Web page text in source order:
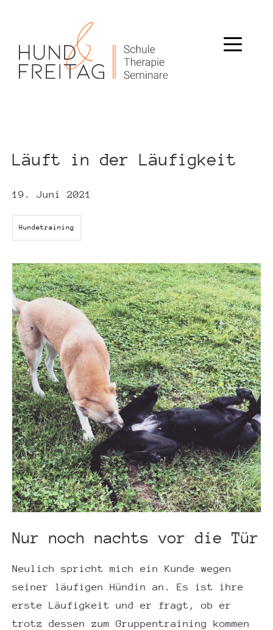
Läuft in der Läufigkeit
19. Juni 2021
Hundetraining
Nur noch nachts vor die Tür
Neulich spricht mich ein Kunde wegen
seiner läufigen Hündin an. Es ist ihre
erste Läufigkeit und er fragt, ob er
trotz dessen zum Gruppentraining kommen